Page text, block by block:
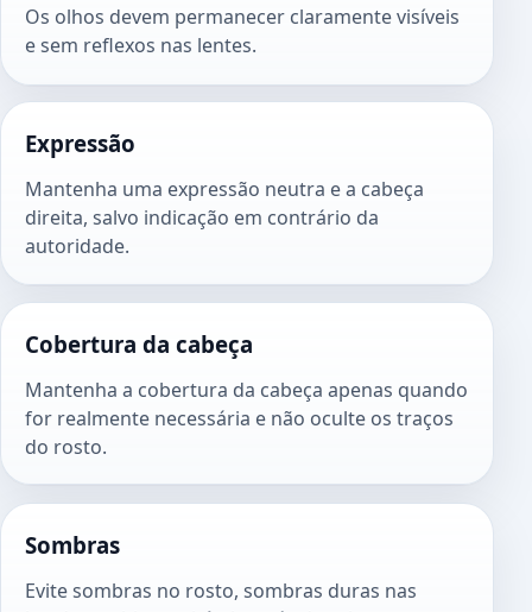
Os olhos devem permanecer claramente visíveis
e sem reflexos nas lentes.
Expressão
Mantenha uma expressão neutra e a cabeça
direita, salvo indicação em contrário da
autoridade.
Cobertura da cabeça
Mantenha a cobertura da cabeça apenas quando
for realmente necessária e não oculte os traços
do rosto.
Sombras
Evite sombras no rosto, sombras duras nas